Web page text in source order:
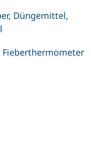
Düngemittel,